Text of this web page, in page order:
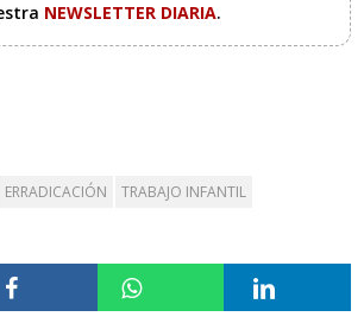
NEWSLETTER DIARIA.
ERRADICACIÓN
TRABAJO INFANTIL